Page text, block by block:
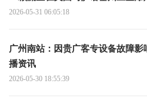
2026-05-31 06:05:18
广州南站：因贵广客专设备故障
播资讯
2026-05-30 18:55:39